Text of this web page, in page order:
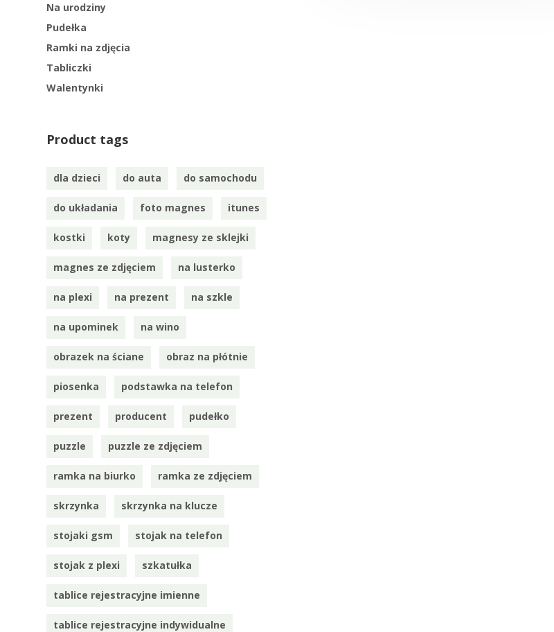
Na urodziny
Pudełka
Ramki na zdjęcia
Tabliczki
Walentynki
Product tags
dla dzieci do auta do samochodu
do układania foto magnes itunes
kostki koty magnesy ze sklejki
magnes ze zdjęciem na lusterko
na plexi na prezent na szkle
na upominek na wino
obrazek na ściane obraz na płótnie
piosenka podstawka na telefon
prezent producent pudełko
puzzle puzzle ze zdjęciem
ramka na biurko ramka ze zdjęciem
skrzynka skrzynka na klucze
stojaki gsm stojak na telefon
stojak z plexi szkatułka
tablice rejestracyjne imienne
tablice rejestracyjne indywidualne